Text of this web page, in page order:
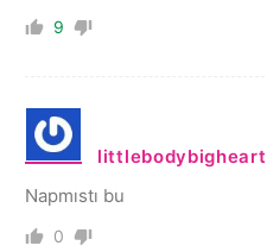
9
littlebodybigheart
Napmıstı bu
0